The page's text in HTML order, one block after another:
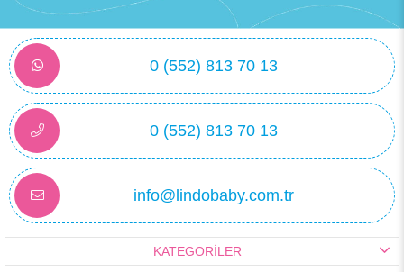
0 (552) 813 70 13
0 (552) 813 70 13
info@lindobaby.com.tr
KATEGORİLER